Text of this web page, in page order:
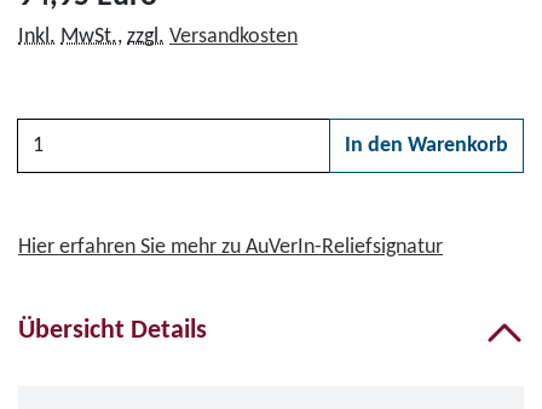
Inkl. MwSt., zzgl. Versandkosten
Anzahl
In den Warenkorb
Hier erfahren Sie mehr zu AuVerIn-Reliefsignatur
Übersicht Details